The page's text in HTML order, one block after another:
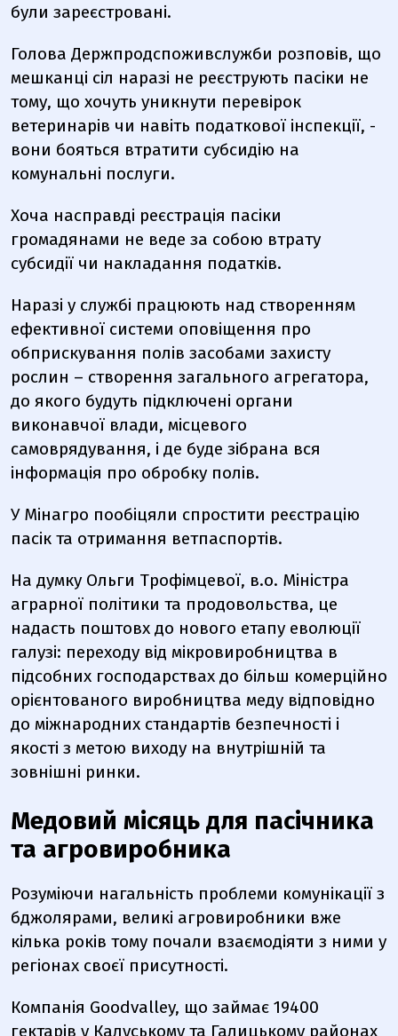
були зареєстровані.
Голова Держпродспоживслужби розповів, що
мешканці сіл наразі не реєструють пасіки не
тому, що хочуть уникнути перевірок
ветеринарів чи навіть податкової інспекції, -
вони бояться втратити субсидію на
комунальні послуги.
Хоча насправді реєстрація пасіки
громадянами не веде за собою втрату
субсидії чи накладання податків.
Наразі у службі працюють над створенням
ефективної системи оповіщення про
обприскування полів засобами захисту
рослин – створення загального агрегатора,
до якого будуть підключені органи
виконавчої влади, місцевого
самоврядування, і де буде зібрана вся
інформація про обробку полів.
У Мінагро пообіцяли спростити реєстрацію
пасік та отримання ветпаспортів.
На думку Ольги Трофімцевої, в.о. Міністра
аграрної політики та продовольства, це
надасть поштовх до нового етапу еволюції
галузі: переходу від мікровиробництва в
підсобних господарствах до більш комерційно
орієнтованого виробництва меду відповідно
до міжнародних стандартів безпечності і
якості з метою виходу на внутрішній та
зовнішні ринки.
Медовий місяць для пасічника
та агровиробника
Розуміючи нагальність проблеми комунікації з
бджолярами, великі агровиробники вже
кілька років тому почали взаємодіяти з ними у
регіонах своєї присутності.
Компанія Goodvalley, що займає 19400
гектарів у Калуському та Галицькому районах